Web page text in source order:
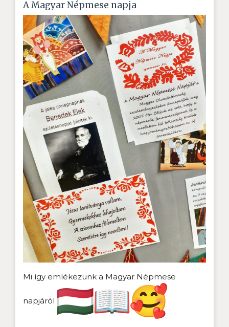
A Magyar Népmese napja
Mi így emlékezünk a Magyar Népmese
napjáról